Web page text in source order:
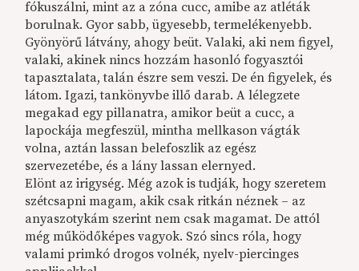
fókuszálni, mint az a zóna cucc, amibe az atléták
borulnak. Gyor sabb, ügyesebb, termelékenyebb.
Gyönyörű látvány, ahogy beüt. Valaki, aki nem figyel,
valaki, akinek nincs hozzám hasonló fogyasztói
tapasztalata, talán észre sem veszi. De én figyelek, és
látom. Igazi, tankönyvbe illő darab. A lélegzete
megakad egy pillanatra, amikor beüt a cucc, a
lapockája megfeszül, mintha mellkason vágták
volna, aztán lassan belefoszlik az egész
szervezetébe, és a lány lassan elernyed.
Elönt az irigység. Még azok is tudják, hogy szeretem
szétcsapni magam, akik csak ritkán néznek – az
anyaszotykám szerint nem csak magamat. De attól
még működőképes vagyok. Szó sincs róla, hogy
valami primkó drogos volnék, nyelv-piercinges